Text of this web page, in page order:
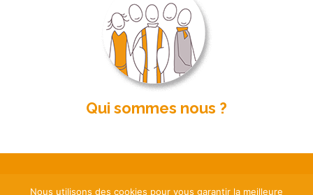
Qui sommes nous ?
Nous utilisons des cookies pour vous garantir la meilleure